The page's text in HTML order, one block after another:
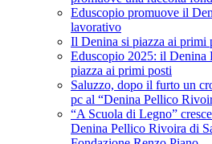
Eduscopio promuove il
lavorativo
Il Denina si piazza ai primi
Eduscopio 2025: il Denina
piazza ai primi posti
Saluzzo, dopo il furto un
pc al “Denina Pellico
“A Scuola di Legno”
Denina Pellico Rivoira di